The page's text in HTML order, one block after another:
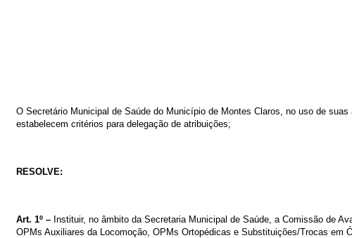
O Secretário Municipal de Saúde do Município de Montes Claros, no uso de
estabelecem critérios para delegação de atribuições;
RESOLVE:
Art. 1º – Instituir, no âmbito da Secretaria Municipal de Saúde, a Comissão de
OPMs Auxiliares da Locomoção, OPMs Ortopédicas e Substituições/Trocas em